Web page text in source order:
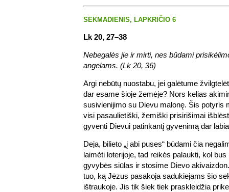
SEKMADIENIS, LAPKRIČIO 6
Lk 20, 27–38
Nebegalės jie ir mirti, nes būdami
angelams. (Lk 20, 36)
Argi nebūtų nuostabu, jei galėtume
dar esame šioje žemėje? Nors kelias
susivienijimo su Dievu malonę. Šis potyris
visi pasaulietiški, žemiški prisirišimai
gyventi Dievui patinkantį gyvenimą dar
Deja, bilieto „į abi puses“ būdami čia
laimėti loterijoje, tad reikės palaukti, kol
gyvybės siūlas ir stosime Dievo
tuo, ką Jėzus pasakoja sadukiejams šio
ištraukoje. Jis tik šiek tiek praskleidžia